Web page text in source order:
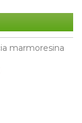
marmoresina